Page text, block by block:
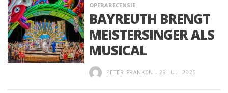
OPERARECENSIE
BAYREUTH BRENGT
MEISTERSINGER ALS
MUSICAL
PETER FRANKEN - 29 JULI 2025